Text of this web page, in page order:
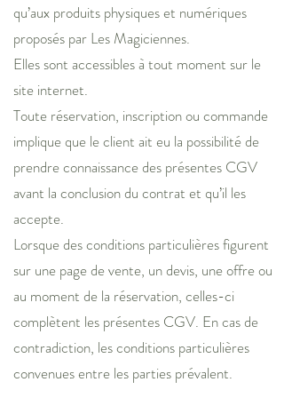
qu’aux produits physiques et numériques
proposés par Les Magiciennes.
Elles sont accessibles à tout moment sur le
site internet.
Toute réservation, inscription ou commande
implique que le client ait eu la possibilité de
prendre connaissance des présentes CGV
avant la conclusion du contrat et qu’il les
accepte.
Lorsque des conditions particulières figurent
sur une page de vente, un devis, une offre ou
au moment de la réservation, celles-ci
complètent les présentes CGV. En cas de
contradiction, les conditions particulières
convenues entre les parties prévalent.